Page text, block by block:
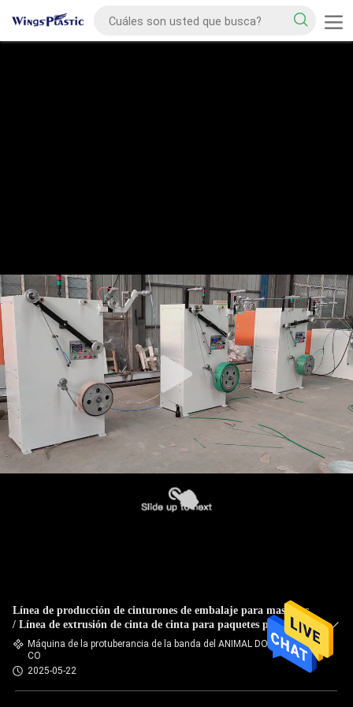
Línea de producción de cinturones de embalaje para mascotas
/ Línea de extrusión de cinta de cinta para paquetes para
mascotas / Planta de fabricación de cinta de plástico para
mascotas
Máquina de la protuberancia de la banda del ANIMAL DOMÉSTI
CO
2025-05-22